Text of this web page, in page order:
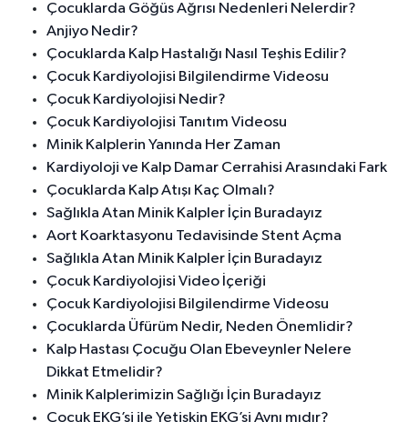
Çocuklarda Göğüs Ağrısı Nedenleri Nelerdir?
Anjiyo Nedir?
Çocuklarda Kalp Hastalığı Nasıl Teşhis Edilir?
Çocuk Kardiyolojisi Bilgilendirme Videosu
Çocuk Kardiyolojisi Nedir?
Çocuk Kardiyolojisi Tanıtım Videosu
Minik Kalplerin Yanında Her Zaman
Kardiyoloji ve Kalp Damar Cerrahisi Arasındaki Fark
Çocuklarda Kalp Atışı Kaç Olmalı?
Sağlıkla Atan Minik Kalpler İçin Buradayız
Aort Koarktasyonu Tedavisinde Stent Açma
Sağlıkla Atan Minik Kalpler İçin Buradayız
Çocuk Kardiyolojisi Video İçeriği
Çocuk Kardiyolojisi Bilgilendirme Videosu
Çocuklarda Üfürüm Nedir, Neden Önemlidir?
Kalp Hastası Çocuğu Olan Ebeveynler Nelere
Dikkat Etmelidir?
Minik Kalplerimizin Sağlığı İçin Buradayız
Çocuk EKG’si ile Yetişkin EKG’si Aynı mıdır?